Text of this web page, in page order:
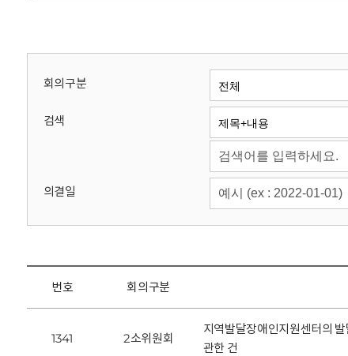
회
회의구분
검색
의결일
번호 회의구분
1341 2소위원회
지역발달장애인지원센터의
관한 건